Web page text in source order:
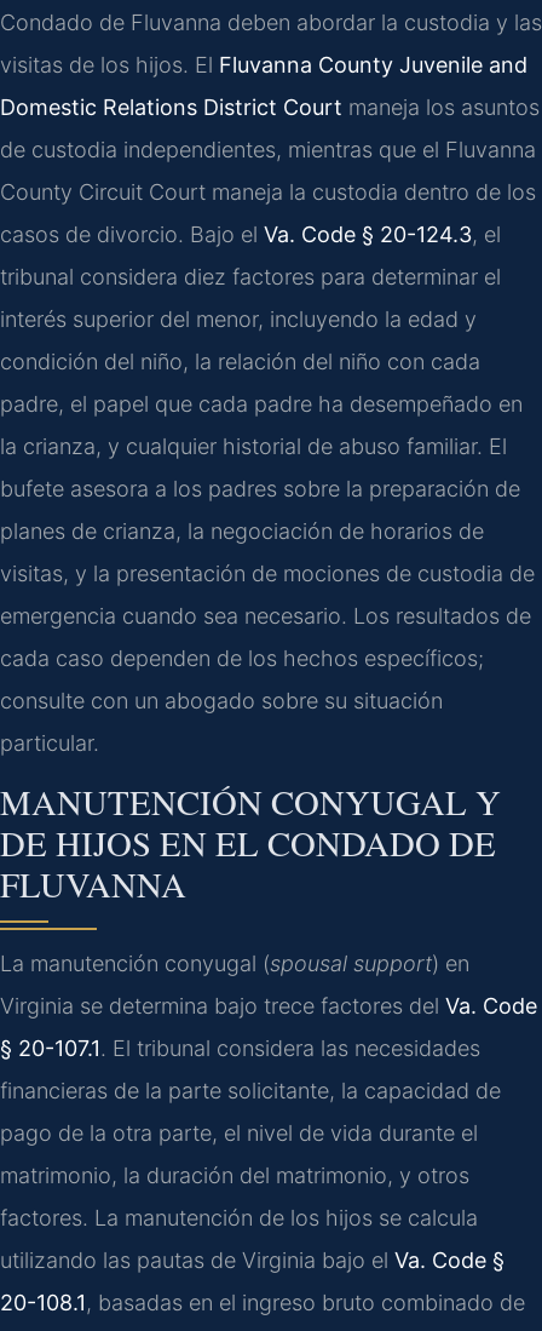
Condado de Fluvanna deben abordar la custodia y las
visitas de los hijos. El Fluvanna County Juvenile and
Domestic Relations District Court maneja los asuntos
de custodia independientes, mientras que el Fluvanna
County Circuit Court maneja la custodia dentro de los
casos de divorcio. Bajo el Va. Code § 20-124.3, el
tribunal considera diez factores para determinar el
interés superior del menor, incluyendo la edad y
condición del niño, la relación del niño con cada
padre, el papel que cada padre ha desempeñado en
la crianza, y cualquier historial de abuso familiar. El
bufete asesora a los padres sobre la preparación de
planes de crianza, la negociación de horarios de
visitas, y la presentación de mociones de custodia de
emergencia cuando sea necesario. Los resultados de
cada caso dependen de los hechos específicos;
consulte con un abogado sobre su situación
particular.
MANUTENCIÓN CONYUGAL Y
DE HIJOS EN EL CONDADO DE
FLUVANNA
La manutención conyugal (spousal support) en
Virginia se determina bajo trece factores del Va. Code
§ 20-107.1. El tribunal considera las necesidades
financieras de la parte solicitante, la capacidad de
pago de la otra parte, el nivel de vida durante el
matrimonio, la duración del matrimonio, y otros
factores. La manutención de los hijos se calcula
utilizando las pautas de Virginia bajo el Va. Code §
20-108.1, basadas en el ingreso bruto combinado de